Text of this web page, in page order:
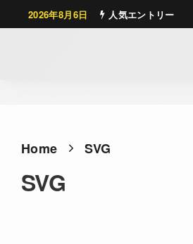
2026年8月6日 人気エントリー
Home SVG
SVG